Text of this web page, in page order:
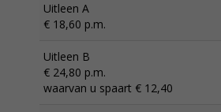
Uitleen A
€ 18,60 p.m.
Uitleen B
€ 24,80 p.m.
waarvan u spaart € 12,40